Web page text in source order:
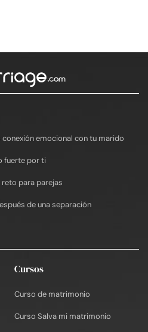
emocional con tu marido
fuerte por ti
para parejas
de una separación
Cursos
Curso de matrimonio
Curso Salva mi matrimonio